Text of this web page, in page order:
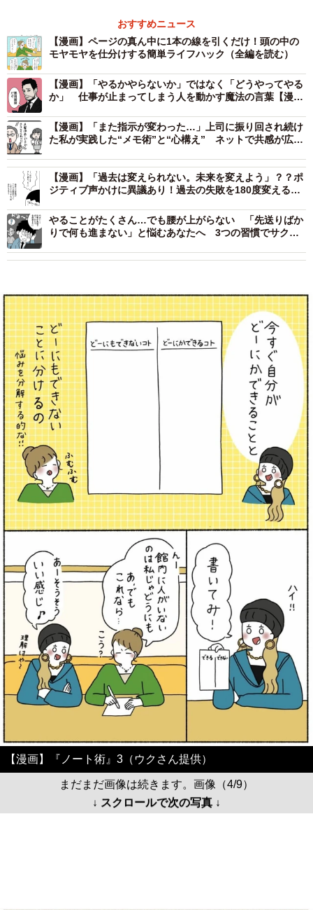
おすすめニュース
【漫画】ページの真ん中に1本の線を引くだけ！頭の中の
モヤモヤを仕分けする簡単ライフハック（全編を読む）
【漫画】「やるかやらないか」ではなく「どうやってやる
か」 仕事が止まってしまう人を動かす魔法の言葉【漫
【漫画】「また指示が変わった…」上司に振り回され続け
た私が実践した“メモ術”と“心構え” ネットで共感が広が
【漫画】「過去は変えられない。未来を変えよう」？？ポ
ジティブ声かけに異議あり！過去の失敗を180度変える発
やることがたくさん…でも腰が上がらない 「先送りばか
りで何も進まない」と悩むあなたへ 3つの習慣でサクサ
【漫画】『ノート術』3（ウクさん提供）
まだまだ画像は続きます。画像（4/9）
↓ スクロールで次の写真 ↓